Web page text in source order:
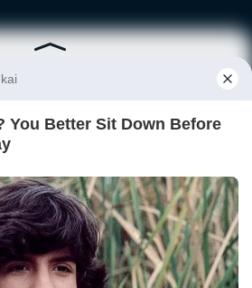
Daftar
Karier
Pedoman Media Siber
Disclaimer
Hubungi Kami